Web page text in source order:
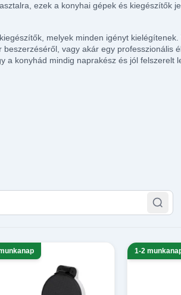
ezek a konyhai gépek és kiegészítők
melyek minden igényt
vagy akár egy professzionális
konyhád mindig naprakész és jól felszerelt
1-2